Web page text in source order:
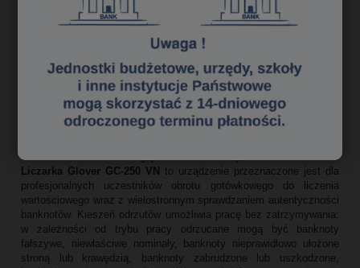
Liczarka Glover GC-250 VN
LICZARKA POSIADA FUNKCJĘ LICZENIA WARTOŚCIOWEGO -
LICZY POMIESZANE BANKNOTY RÓŻNYCH NOMINAŁÓW
Liczarka Glover GC-250 VN
to sprawdzona liczarka wartościowa 2-
kieszeniowa, z której jedna jest kieszenią roboczą, a druga
Glover GC-250 VN
obsługuje do 26 walut w tym standardowo PLN.
Liczarka Glover GC-250 VN to urządzenie przeznaczone jest dla
profesjonalnych uczestników obrotu gotówkowego do liczenia
wartościowego wraz z wielostronnym sprawdzaniem autentyczności
banknotów. Kieszeń odrzutów umożliwia pracę bez zatrzymywania:
w zależności od trybu pracy odrzucane mogą być banknoty
fałszywe, niewłaściwe nominały, banknoty nieprawidłowo ułożone
stroną lub krawędzią, banknoty zabrudzone lub uszkodzone,